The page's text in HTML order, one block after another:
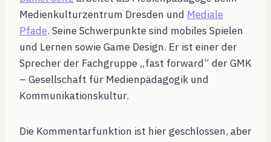
Medienkulturzentrum Dresden und Mediale
Pfade. Seine Schwerpunkte sind mobiles Spielen
und Lernen sowie Game Design. Er ist einer der
Sprecher der Fachgruppe „fast forward“ der GMK
– Gesellschaft für Medienpädagogik und
Kommunikationskultur.
Die Kommentarfunktion ist hier geschlossen, aber